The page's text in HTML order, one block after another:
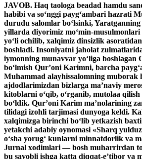
JAVOB. Haq taologa beadad hamdu
habibi va so‘nggi payg‘ambari hazrati
durudu salomlar bo‘lsinki,
yillarda diyorimiz mo‘min-
yo‘li ochilib, xalqimiz dinsizlik asoratidan
boshladi. Insoniyatni jaholat
iymonning munavvar yo‘liga boshlagan
bo‘lmish Qur’oni Karimni, barcha
Muhammad alayhissalomning muborak
ajdodlarimizdan bizlarga ma’naviy
kitoblarni o‘qib, o‘rganib, mutolaa
bo‘ldik. Qur’oni Karim ma’nolarining
tilidagi izohli tarjimasi dunyoga keldi.
xalqimizga birinchi bo‘lib yetkazish
yetakchi adabiy oynomasi «Sharq
o‘sha yorug‘ kunlarni minnatdorlik va
Jurnal xodimlari — bosh muharrirdan
bu savobli ishga katta diqqat-e’tibor va